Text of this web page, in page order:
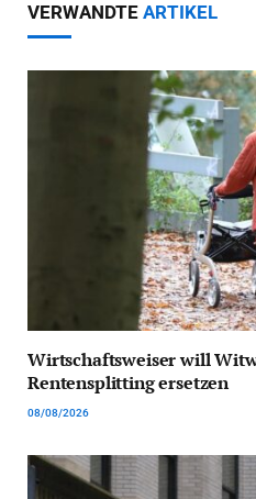
VERWANDTE ARTIKEL
Wirtschaftsweiser will
Rentensplitting ersetzen
08/08/2026